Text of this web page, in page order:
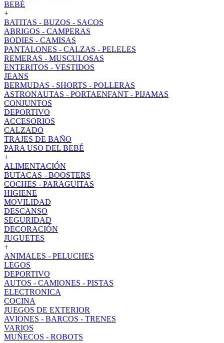
BEBÉ
+
BATITAS - BUZOS - SACOS
ABRIGOS - CAMPERAS
BODIES - CAMISAS
PANTALONES - CALZAS - PELELES
REMERAS - MUSCULOSAS
ENTERITOS - VESTIDOS
JEANS
BERMUDAS - SHORTS - POLLERAS
ASTRONAUTAS - PORTAENFANT - PIJAMAS
CONJUNTOS
DEPORTIVO
ACCESORIOS
CALZADO
TRAJES DE BAÑO
PARA USO DEL BEBÉ
+
ALIMENTACIÓN
BUTACAS - BOOSTERS
COCHES - PARAGUITAS
HIGIENE
MOVILIDAD
DESCANSO
SEGURIDAD
DECORACIÓN
JUGUETES
+
ANIMALES - PELUCHES
LEGOS
DEPORTIVO
AUTOS - CAMIONES - PISTAS
ELECTRONICA
COCINA
JUEGOS DE EXTERIOR
AVIONES - BARCOS - TRENES
VARIOS
MUÑECOS - ROBOTS